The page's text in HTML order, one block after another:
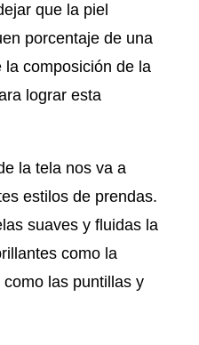
que la piel
porcentaje de una
composición de la
lograr esta
la tela nos va a
estilos de prendas.
suaves y fluidas la
como la
las puntillas y